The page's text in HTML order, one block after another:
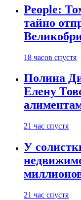
People:
тайно
18 часов спустя
Полина
Елену
21 час спустя
У
21 час спустя